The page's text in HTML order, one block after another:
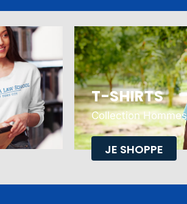
T-SHIRTS
Collection Hommes
JE SHOPPE